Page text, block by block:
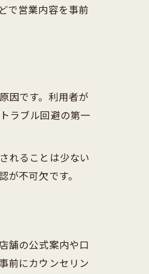
で営業内容を事前
因です。利用者が
ラブル回避の第一
れることは少ない
不可欠です。
舗の公式案内や口
前にカウンセリン